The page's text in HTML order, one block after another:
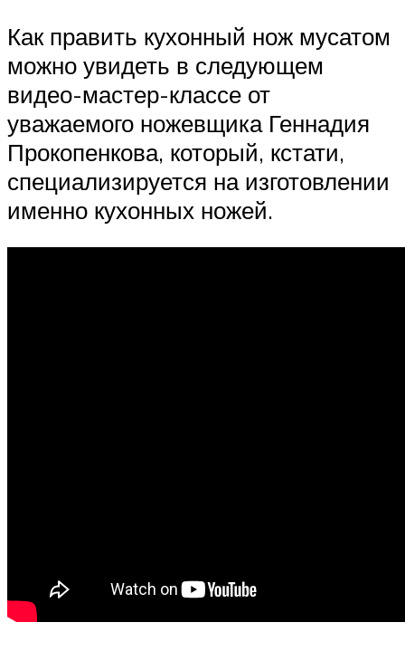
Как править кухонный нож мусатом
можно увидеть в следующем
видео-мастер-классе от
уважаемого ножевщика Геннадия
Прокопенкова, который, кстати,
специализируется на изготовлении
именно кухонных ножей.